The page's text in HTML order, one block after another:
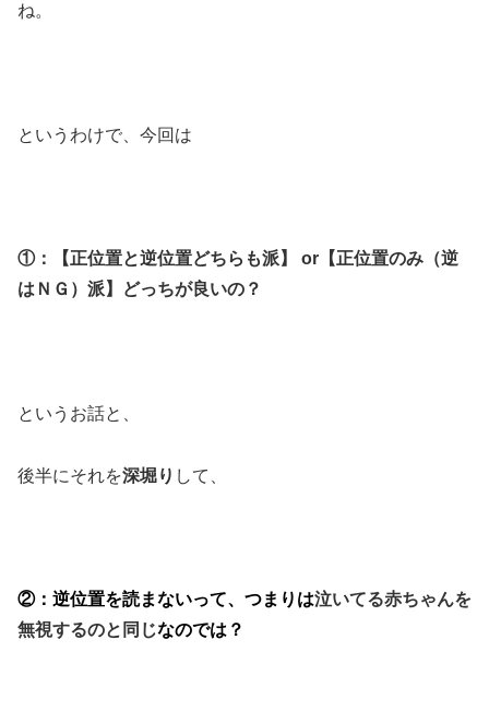
ね。
というわけで、今回は
①：【正位置と逆位置どちらも派】 or【正位置のみ（逆
はＮＧ）派】どっちが良いの？
というお話と、
後半にそれを深堀り して、
②：逆位置を読まないって、つまりは泣いてる赤ちゃんを
無視するのと同じなのでは？